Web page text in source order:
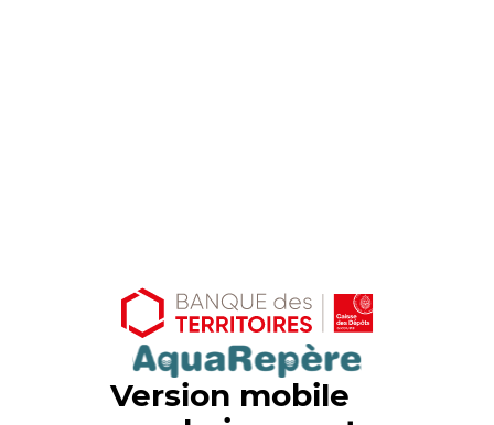
Version mobile